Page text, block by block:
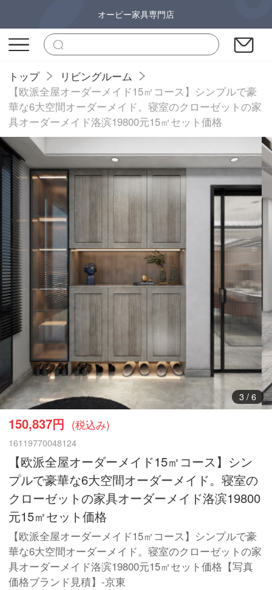
オーピー家具専門店
トップ
リビングルーム
【欧派全屋オーダーメイド15㎡コース】シンプルで豪
華な6大空間オーダーメイド。寝室のクローゼットの家
具オーダーメイド洛滨19800元15㎡セット価格
3/ 6
150,837円 (税込み)
16119770048124
【欧派全屋オーダーメイド15㎡コース】シン
プルで豪華な6大空間オーダーメイド。寝室の
クローゼットの家具オーダーメイド洛滨19800
元15㎡セット価格
【欧派全屋オーダーメイド15㎡コース】シンプルで豪
華な6大空間オーダーメイド。寝室のクローゼットの家
具オーダーメイド洛滨19800元15㎡セット価格【写真
価格ブランド見積】-京東